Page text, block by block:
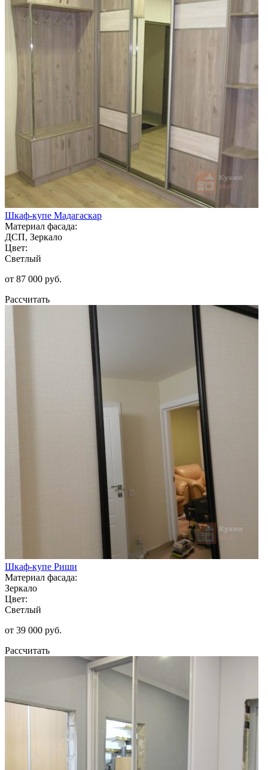
Шкаф-купе Мадагаскар
Материал фасада:
ДСП, Зеркало
Цвет:
Светлый
от 87 000 руб.
Рассчитать
Шкаф-купе Риши
Материал фасада:
Зеркало
Цвет:
Светлый
от 39 000 руб.
Рассчитать